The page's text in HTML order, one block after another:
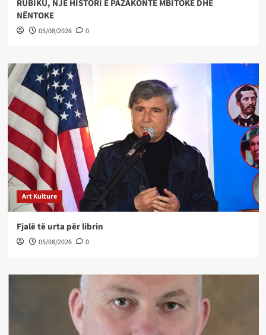
RUBIKU, NJË HISTORI E PAZAKONTË MBITOKE DHE
NËNTOKE
05/08/2026 0
Art Kulture
Fjalë të urta për librin
05/08/2026 0